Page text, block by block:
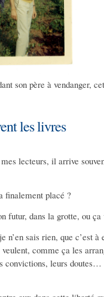
son père à vendanger,
les livres
lecteurs, il arrive
finalement placé ?
futur, dans la grotte, ou
n’en sais rien, que c’est
comme ça les
convictions, leurs doutes…